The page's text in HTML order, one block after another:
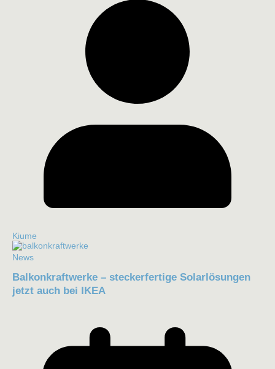
Kiume
News
Balkonkraftwerke – steckerfertige Solarlösungen
jetzt auch bei IKEA